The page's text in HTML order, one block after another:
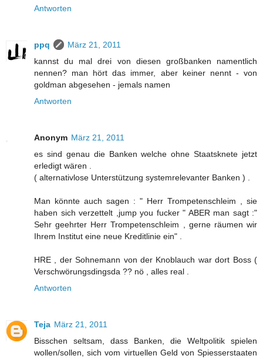
Antworten
ppq
März 21, 2011
kannst du mal drei von diesen großbanken namentlich
nennen? man hört das immer, aber keiner nennt - von
goldman abgesehen - jemals namen
Antworten
Anonym März 21, 2011
es sind genau die Banken welche ohne Staatsknete jetzt
erledigt wären .
( alternativlose Unterstützung systemrelevanter Banken ) .
Man könnte auch sagen : " Herr Trompetenschleim , sie
haben sich verzettelt ,jump you fucker " ABER man sagt :"
Sehr geehrter Herr Trompetenschleim , gerne räumen wir
Ihrem Institut eine neue Kreditlinie ein" .
HRE , der Sohnemann von der Knoblauch war dort Boss (
Verschwörungsdingsda ?? nö , alles real .
Antworten
Teja März 21, 2011
Bisschen seltsam, dass Banken, die Weltpolitik spielen
wollen/sollen, sich vom virtuellen Geld von Spiesserstaaten